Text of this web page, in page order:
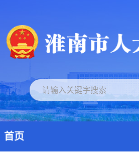
首页